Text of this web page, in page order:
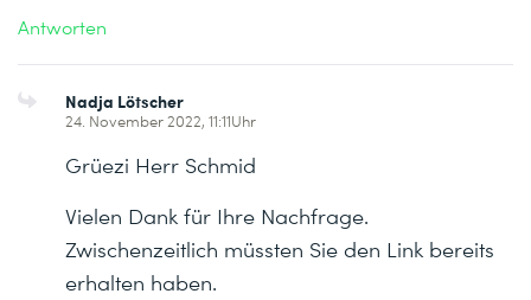
Antworten
Nadja Lötscher
24. November 2022, 11:11Uhr
Grüezi Herr Schmid
Vielen Dank für Ihre Nachfrage.
Zwischenzeitlich müssten Sie den Link bereits
erhalten haben.